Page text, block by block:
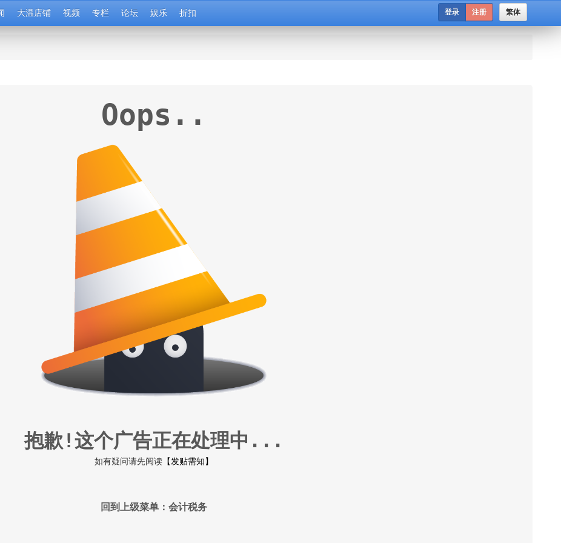
大温店铺 视频 专栏 论坛 娱乐 折扣 繁体
登录 注册
Oops..
抱歉!这个广告正在处理中...
如有疑问请先阅读【发贴需知】
回到上级菜单：会计税务